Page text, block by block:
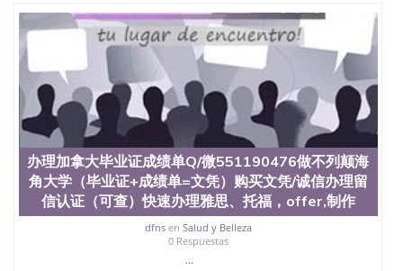
也吸引了众多不同国家的专业人士前来研究与学习。
二、办理流程： 1、收集客户办理信息； 2、客户付
定金下单； 3、公司确认到账转制作点做电子图；
4、电子图做好发给客户确认； 5、电子图确认好转成
品部做成品； 6、成品做好拍照或者视频确认再付余
款； 7、快递给客户（国内顺丰，国外DHL）。 三、
真实网上可查的证明材料 1、教育部学历学位认证，
留服真实存档可查，存档。 2、留学回国人员证明
（使馆认证），使馆网站真实存档可查。 3、留信网
真实可查认证办理，存档可查，终身受用。 四、办理
流程农业科学院、艺术与建筑学院、商学院、交流学
院、地球及物质科学院、教育学院、工程学院、健康
与人类发展学院、信息工程与科学学院、人文学院、
护理学院、科学学院等。学校的教育学院排名在全美
前十名，工学院排名在前十五名，且继续攀升中。纽
办理加拿大毕业证成绩单Q/微551190476做不列颠海
角大学（毕业证+成绩单=文凭）购买文凭/诚信办理留
信认证（可查）快速办理雅思、托福，offer,制作
dfnsen Salud y Belleza
0 Respuestas
...